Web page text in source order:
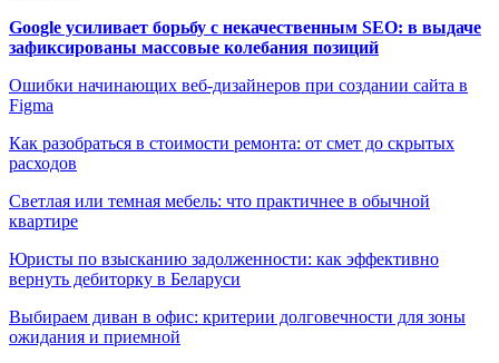
Google усиливает борьбу с некачественным SEO: в выдаче
зафиксированы массовые колебания позиций
Ошибки начинающих веб-дизайнеров при создании сайта в
Figma
Как разобраться в стоимости ремонта: от смет до скрытых
расходов
Светлая или темная мебель: что практичнее в обычной
квартире
Юристы по взысканию задолженности: как эффективно
вернуть дебиторку в Беларуси
Выбираем диван в офис: критерии долговечности для зоны
ожидания и приемной